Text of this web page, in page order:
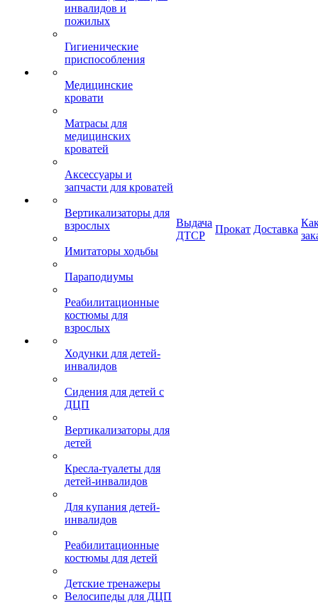
инвалидов и
пожилых
Гигиенические
приспособления
Медицинские
кровати
Матрасы для
медицинских
кроватей
Аксессуары и
запчасти для кроватей
Вертикализаторы для
взрослых
Имитаторы ходьбы
Параподиумы
Реабилитационные
костюмы для
взрослых
Ходунки для детей-
инвалидов
Сидения для детей с
ДЦП
Вертикализаторы для
детей
Кресла-туалеты для
детей-инвалидов
Для купания детей-
инвалидов
Реабилитационные
костюмы для детей
Детские тренажеры
Велосипеды для ДЦП
Выдача
ДТСР
Прокат Доставка